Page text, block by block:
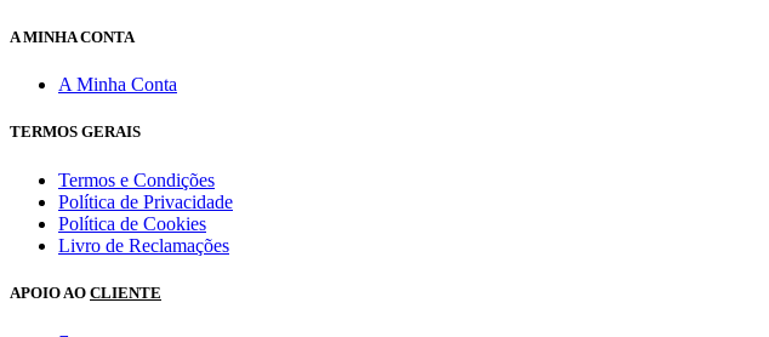
A MINHA CONTA
A Minha Conta
TERMOS GERAIS
Termos e Condições
Política de Privacidade
Política de Cookies
Livro de Reclamações
APOIO AO CLIENTE